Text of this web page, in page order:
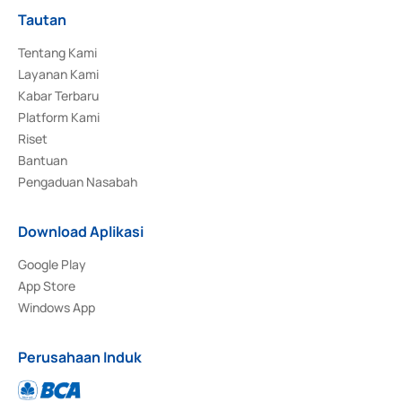
Tautan
Tentang Kami
Layanan Kami
Kabar Terbaru
Platform Kami
Riset
Bantuan
Pengaduan Nasabah
Download Aplikasi
Google Play
App Store
Windows App
Perusahaan Induk